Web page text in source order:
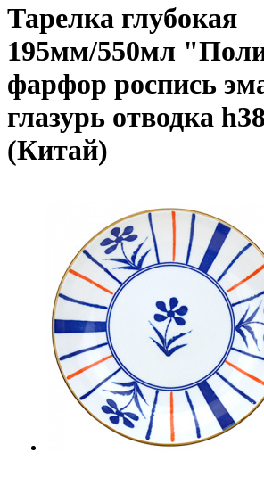
Тарелка глубокая
195мм/550мл
фарфор роспись
глазурь отводка
(Китай)